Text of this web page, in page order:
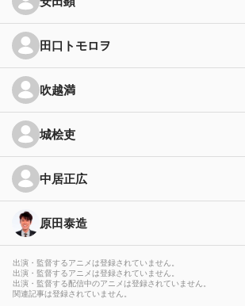
田口トモロヲ
吹越満
城桧吏
中居正広
原田泰造
出演・監督するアニメは登録されていません。
出演・監督するアニメは登録されていません。
出演・監督する配信中のアニメは登録されていません。
関連記事は登録されていません。